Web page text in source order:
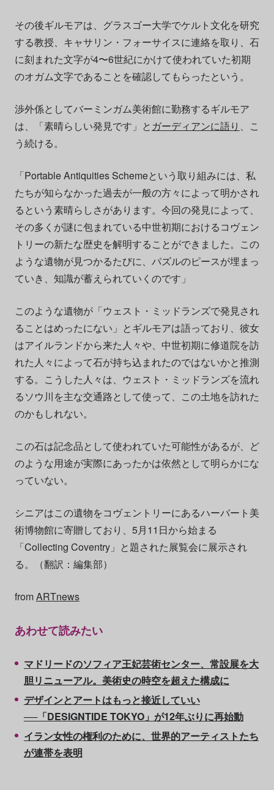
その後ギルモアは、グラスゴー大学でケルト文化を研究
する教授、キャサリン・フォーサイスに連絡を取り、石
に刻まれた文字が4〜6世紀にかけて使われていた初期
のオガム文字であることを確認してもらったという。
渉外係としてバーミンガム美術館に勤務するギルモア
は、「素晴らしい発見です」と ガーディアンに語り 、こ
う続ける。
「Portable Antiquities Schemeという取り組みには、私
たちが知らなかった過去が一般の方々によって明かされ
るという素晴らしさがあります。今回の発見によって、
その多くが謎に包まれている中世初期におけるコヴェン
トリーの新たな歴史を解明することができました。この
ような遺物が見つかるたびに、パズルのピースが埋まっ
ていき、知識が蓄えられていくのです」
このような遺物が「ウェスト・ミッドランズで発見され
ることはめったにない」とギルモアは語っており、彼女
はアイルランドから来た人々や、中世初期に修道院を訪
れた人々によって石が持ち込まれたのではないかと推測
する。こうした人々は、ウェスト・ミッドランズを流れ
るソウ川を主な交通路として使って、この土地を訪れた
のかもしれない。
この石は記念品として使われていた可能性があるが、ど
のような用途が実際にあったかは依然として明らかにな
っていない。
シニアはこの遺物をコヴェントリーにあるハーバート美
術博物館に寄贈しており、5月11日から始まる
「Collecting Coventry」と題された展覧会に展示され
る。（翻訳：編集部）
fromARTnews
あわせて読みたい
マドリードのソフィア王妃芸術センター、常設展を大
胆リニューアル。美術史の時空を超えた構成に
デザインとアートはもっと接近していい
──「DESIGNTIDE TOKYO」が12年ぶりに再始動
イラン女性の権利のために、世界的アーティストたち
が連帯を表明